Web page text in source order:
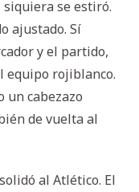
se estiró.
ajustado. Sí
y el partido,
equipo rojiblanco.
un cabezazo
de vuelta al
al Atlético. El